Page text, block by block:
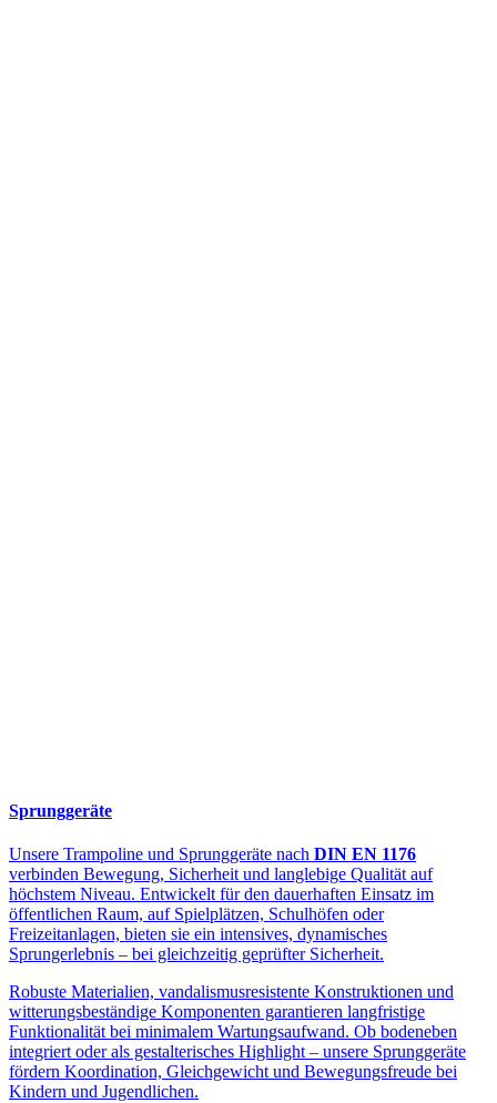
Sprunggeräte
Unsere Trampoline und Sprunggeräte nach DIN EN 1176
verbinden Bewegung, Sicherheit und langlebige Qualität auf
höchstem Niveau. Entwickelt für den dauerhaften Einsatz im
öffentlichen Raum, auf Spielplätzen, Schulhöfen oder
Freizeitanlagen, bieten sie ein intensives, dynamisches
Sprungerlebnis – bei gleichzeitig geprüfter Sicherheit.
Robuste Materialien, vandalismusresistente Konstruktionen und
witterungsbeständige Komponenten garantieren langfristige
Funktionalität bei minimalem Wartungsaufwand. Ob bodeneben
integriert oder als gestalterisches Highlight – unsere Sprunggeräte
fördern Koordination, Gleichgewicht und Bewegungsfreude bei
Kindern und Jugendlichen.